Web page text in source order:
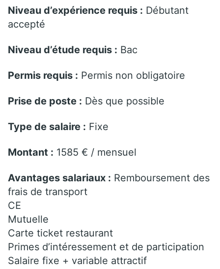
Niveau d’expérience requis : Débutant
accepté
Niveau d’étude requis : Bac
Permis requis : Permis non obligatoire
Prise de poste : Dès que possible
Type de salaire : Fixe
Montant : 1585 € / mensuel
Avantages salariaux : Remboursement des
frais de transport
CE
Mutuelle
Carte ticket restaurant
Primes d’intéressement et de participation
Salaire fixe + variable attractif